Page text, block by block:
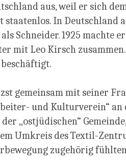
aus, weil er sich
staatenlos. In Deutschland
Schneider. 1925 machte
mit Leo Kirsch
gemeinsam mit seiner
und Kulturverein“
„ostjüdischen“
Umkreis des Textil-
zugehörig